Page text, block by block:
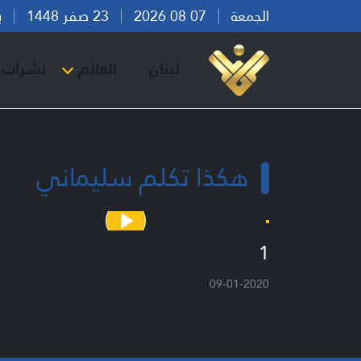
الجمعة
لبنان العالم نشرات
هكذا تكلم سليماني
1
09-01-2020